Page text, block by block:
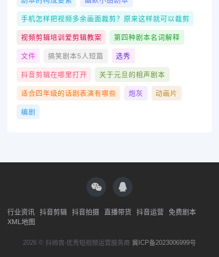
手机怎样把视频多余画面裁剪？原来这样就可以裁剪
视频剪辑培训爱剪辑教案 第四种剧本名词解释
文件 搞笑剧本5人短篇 选秀
抖音剪辑在哪里打开 关于元旦的相声剧本
适合四年级的话剧表演有哪些 炮灰 动画片
编剧
行业资讯 抖音剪辑 抖音拍摄 直播带货 抖音运营
免费剧本
XML地图
2026 © 抖帅宫-优秀短视频运营服务商 冀ICP备2023006999号